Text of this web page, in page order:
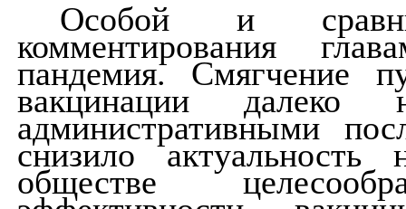
Особой и
комментирования
пандемия. Смягчение
вакцинации далеко
административными
снизило актуальность
обществе